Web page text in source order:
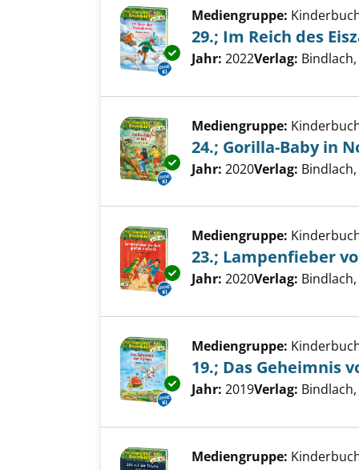
Exemplar-Details von 29.; Im
Mediengruppe:
29.; Im Reich des
Suche nach diesem
Jahr: 2022Verlag:
Exemplar-Details von 24.;
Mediengruppe:
24.; Gorilla-Baby in
Suche nach diesem
Jahr: 2020Verlag:
Exemplar-Details von 23.;
Mediengruppe:
23.; Lampenfieber
Suche nach diesem
Jahr: 2020Verlag:
Exemplar-Details von 19.;
Mediengruppe:
19.; Das Geheimnis
Suche nach diesem
Jahr: 2019Verlag:
Mediengruppe: